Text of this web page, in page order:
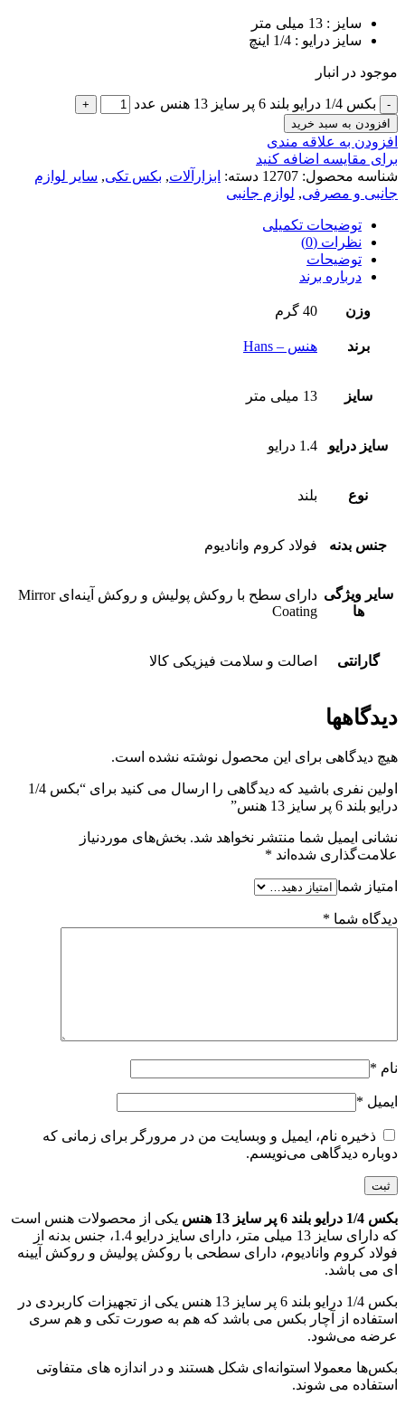
سایز : 13 میلی متر
سایز درایو : 1/4 اینچ
موجود در انبار
بکس 1/4 درایو بلند 6 پر سایز 13 هنس عدد
افزودن به سبد خرید
افزودن به علاقه مندی
برای مقایسه اضافه کنید
شناسه محصول: 12707 دسته: ابزارآلات, بکس تکی, سایر لوازم
جانبی و مصرفی, لوازم جانبی
توضیحات تکمیلی
نظرات (0)
توضیحات
درباره برند
وزن 40 گرم
برند هنس – Hans
سایز 13 میلی متر
سایز درایو 1.4 درایو
نوع بلند
جنس بدنه فولاد کروم وانادیوم
سایر ویژگی
ها
دارای سطح با روکش پولیش و روکش آینه‌ای Mirror
Coating
گارانتی اصالت و سلامت فیزیکی کالا
دیدگاهها
هیچ دیدگاهی برای این محصول نوشته نشده است.
اولین نفری باشید که دیدگاهی را ارسال می کنید برای “بکس 1/4
درایو بلند 6 پر سایز 13 هنس”
نشانی ایمیل شما منتشر نخواهد شد. بخش‌های موردنیاز
علامت‌گذاری شده‌اند *
امتیاز شما
دیدگاه شما *
نام *
ایمیل *
ذخیره نام، ایمیل و وبسایت من در مرورگر برای زمانی که
دوباره دیدگاهی می‌نویسم.
بکس 1/4 درایو بلند 6 پر سایز 13 هنس
یکی از محصولات هنس است
که دارای سایز 13 میلی متر، دارای سایز درایو 1.4، جنس بدنه از
فولاد کروم وانادیوم، دارای سطحی با روکش پولیش و روکش آیینه
ای می باشد.
بکس 1/4 درایو بلند 6 پر سایز 13 هنس یکی از تجهیزات کاربردی در
استفاده از آچار بکس می باشد که هم به صورت تکی و هم سری
عرضه می‌شود.
بکس‌ها معمولا استوانه‌ای شکل هستند و در اندازه های متفاوتی
استفاده می‌ شوند.